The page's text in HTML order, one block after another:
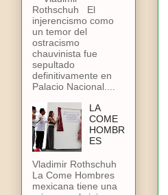
Rothschuh El
injerencismo como
un temor del
ostracismo
chauvinista fue
sepultado
definitivamente en
Palacio Nacional....
LA
COME
HOMBR
ES
Vladimir Rothschuh
La Come Hombres
mexicana tiene una